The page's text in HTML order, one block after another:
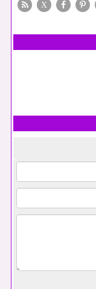
X